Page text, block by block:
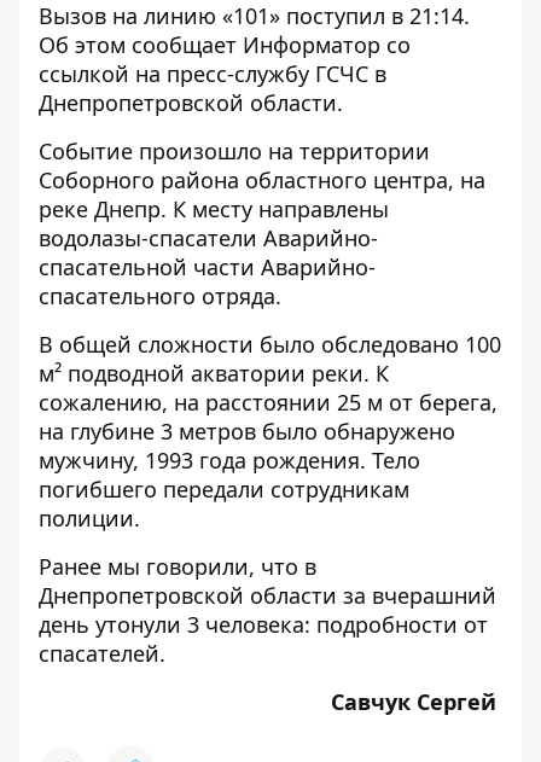
Вызов на линию «101» поступил в 21:14.
Об этом сообщает Информатор со
ссылкой на пресс-службу ГСЧС в
Днепропетровской области.
Событие произошло на территории
Соборного района областного центра, на
реке Днепр. К месту направлены
водолазы-спасатели Аварийно-
спасательной части Аварийно-
спасательного отряда.
В общей сложности было обследовано 100
м² подводной акватории реки. К
сожалению, на расстоянии 25 м от берега,
на глубине 3 метров было обнаружено
мужчину, 1993 года рождения. Тело
погибшего передали сотрудникам
полиции.
Ранее мы говорили, что в
Днепропетровской области за вчерашний
день утонули 3 человека: подробности от
спасателей.
Савчук Сергей